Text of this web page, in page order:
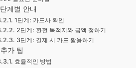
단계별 안내
1단계: 카드사 확인
2단계: 환전 목적지와 금액 정하기
3단계: 결제 시 카드 활용하기
추가 팁
효율적인 방법